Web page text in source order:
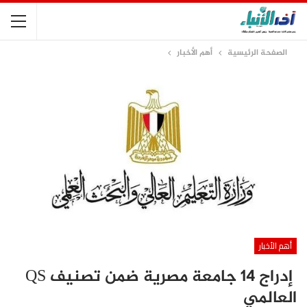
الصفحة الرئيسية أهم الأخبار
أهم الأخبار
إدراج 14 جامعة مصرية ضمن تصنيف QS
العالمي